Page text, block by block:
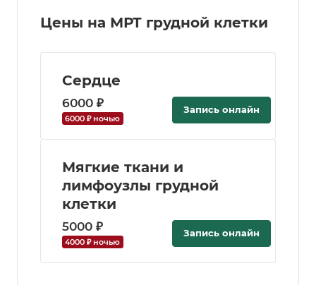
Цены на МРТ грудной клетки
Сердце
6000 ₽
6000 ₽ ночью
Запись онлайн
Мягкие ткани и
лимфоузлы грудной
клетки
5000 ₽
4000 ₽ ночью
Запись онлайн